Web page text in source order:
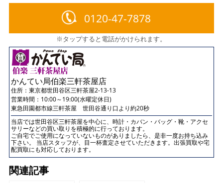
0120-47-7878
※タップすると電話がかけられます。
かんてい局伯楽三軒茶屋店
住所： 東京都世田谷区三軒茶屋2-13-13
営業時間：10:00～19:00(水曜定休日)
東急田園都市線三軒茶屋 世田谷通り口より約20秒
当店では世田谷区三軒茶屋を中心に、時計・カバン・バッグ・靴・アクセ
サリーなどの買い取りを積極的に行っております。
ご自宅でご使用になっていないものがありましたら、是非一度お持ち込み
下さい。 当店スタッフが、目一杯査定させていただきます。出張買取や宅
配買取にも対応しております。
関連記事